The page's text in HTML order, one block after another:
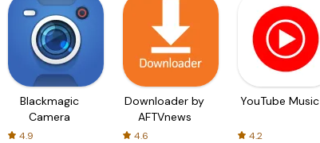
Blackmagic
Camera
4.9
Downloader by
AFTVnews
4.6
YouTube Music
4.2